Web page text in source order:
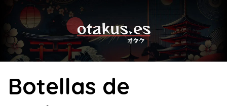
content
Botellas de